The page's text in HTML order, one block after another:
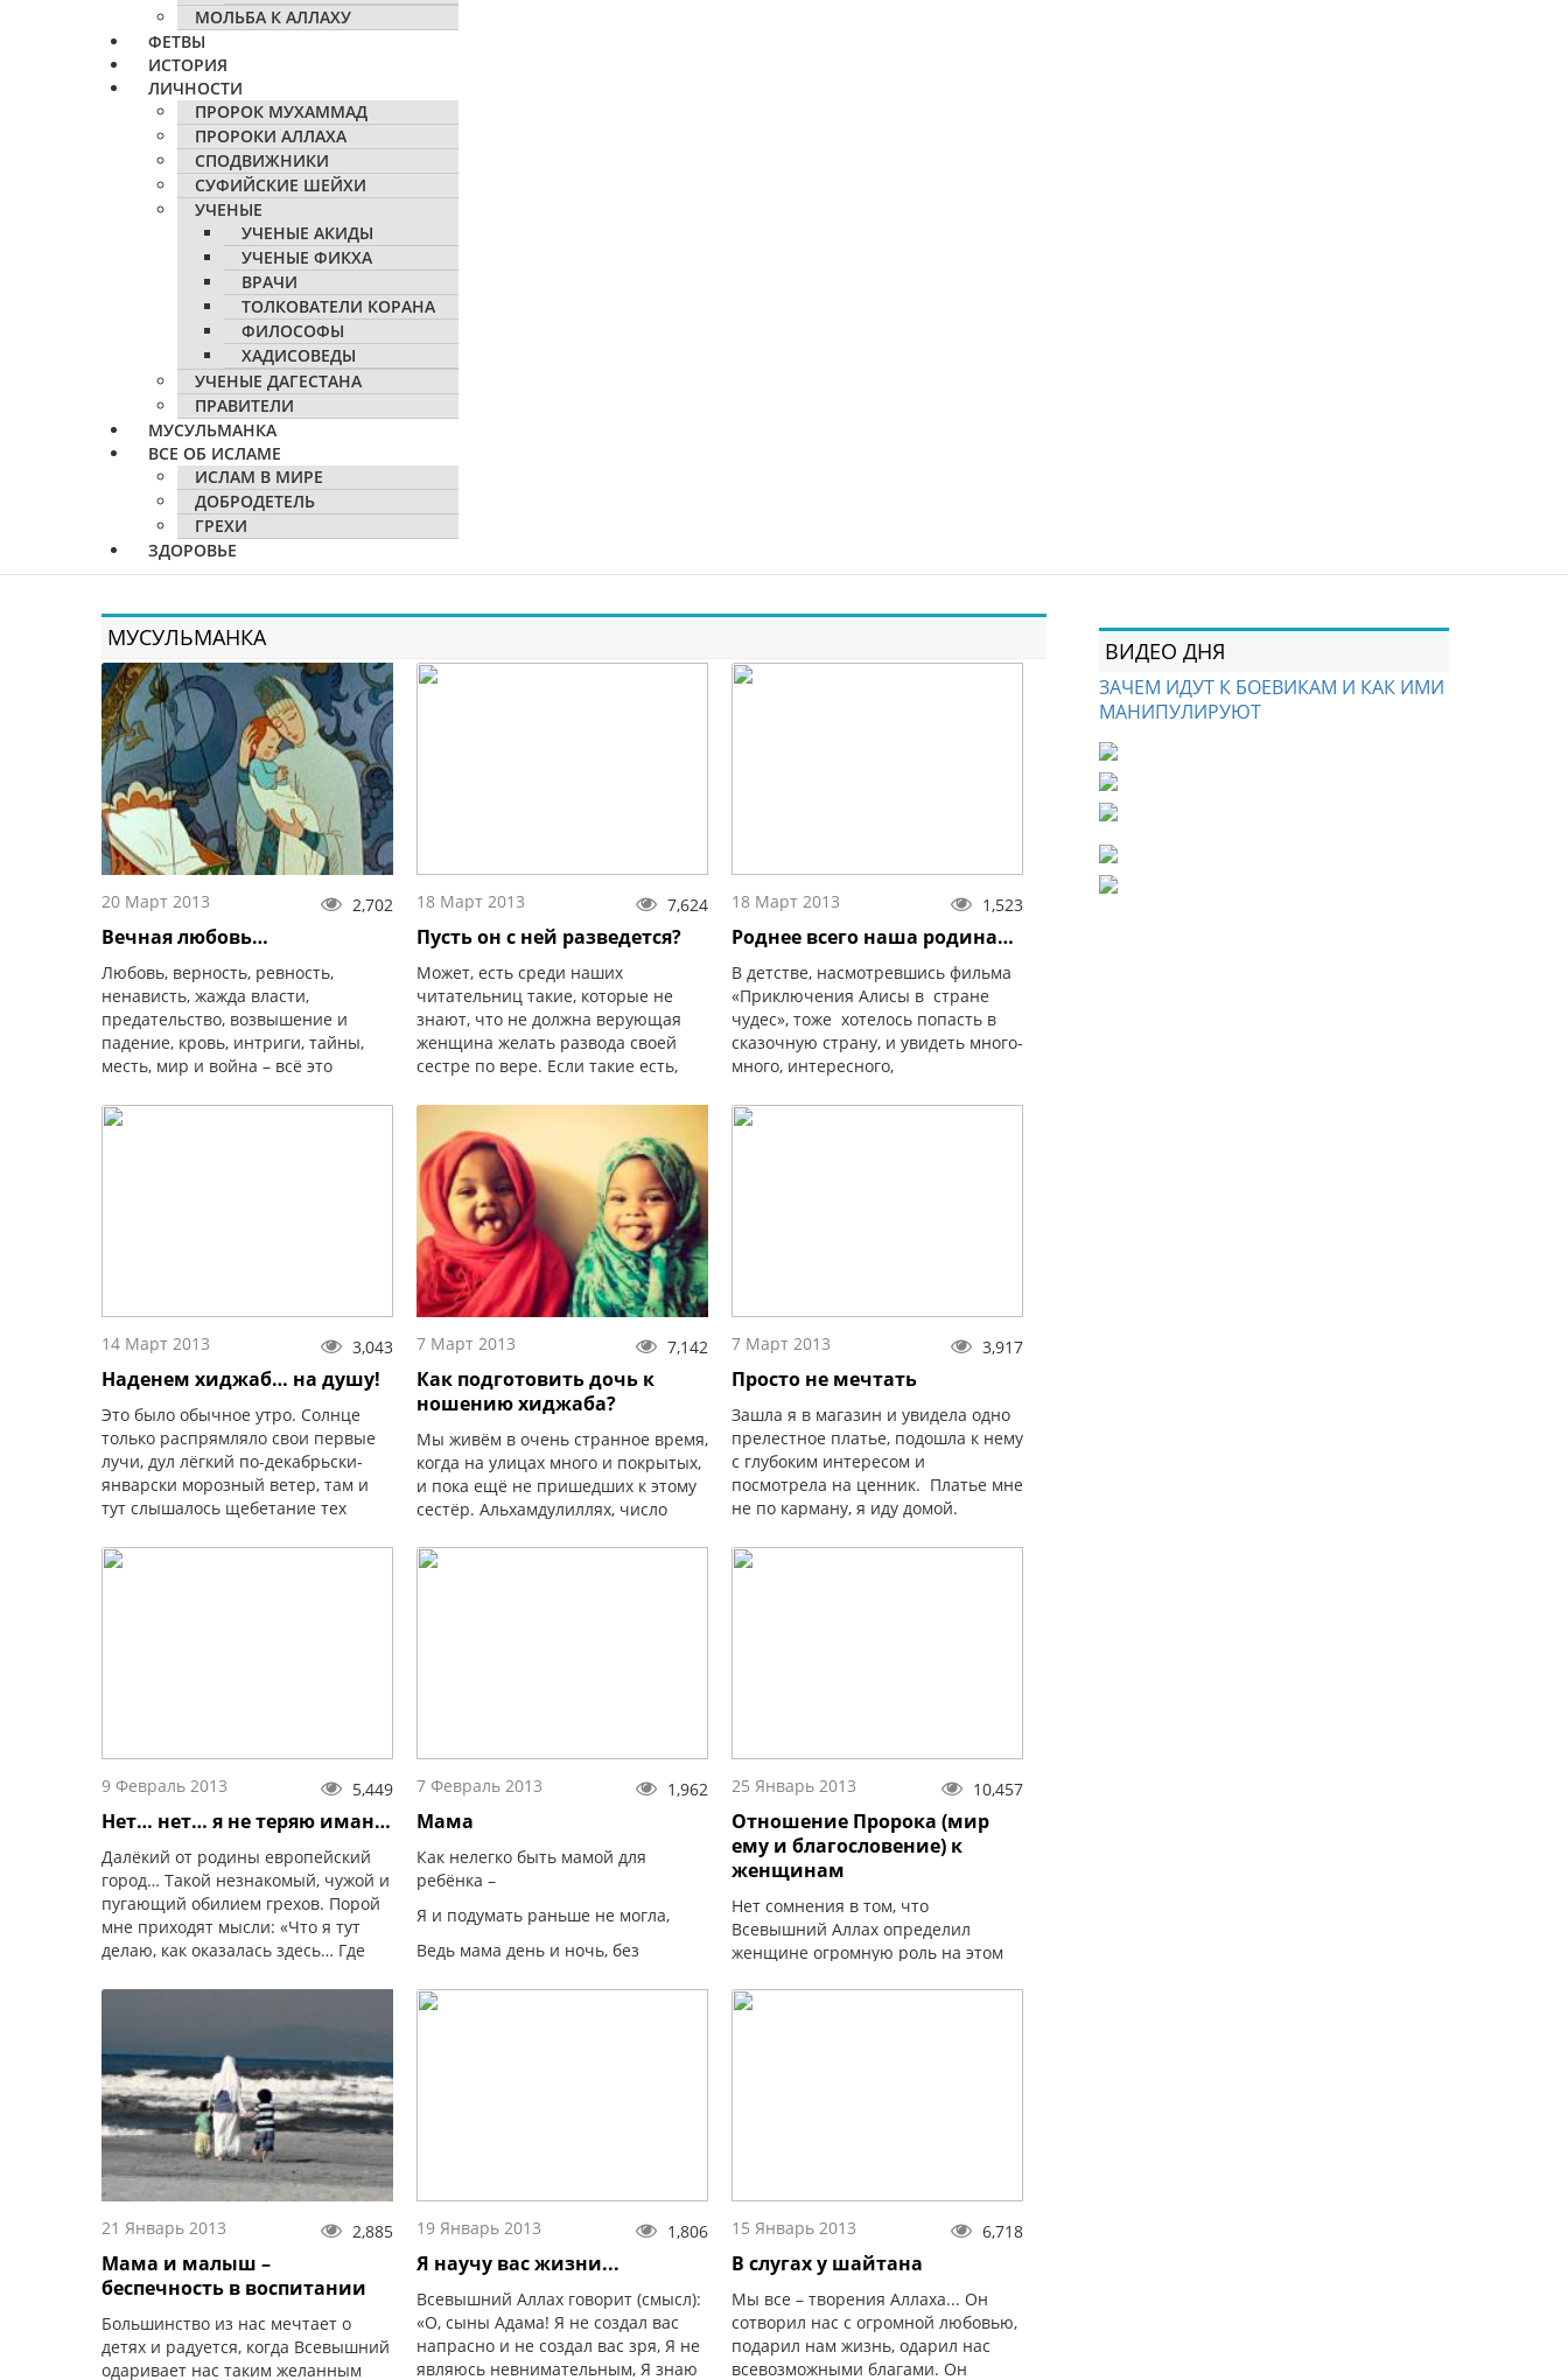
МОЛЬБА К АЛЛАХУ
ФЕТВЫ
ИСТОРИЯ
ЛИЧНОСТИ
ПРОРОК МУХАММАД
ПРОРОКИ АЛЛАХА
СПОДВИЖНИКИ
СУФИЙСКИЕ ШЕЙХИ
УЧЕНЫЕ
УЧЕНЫЕ АКИДЫ
УЧЕНЫЕ ФИКХА
ВРАЧИ
ТОЛКОВАТЕЛИ КОРАНА
ФИЛОСОФЫ
ХАДИСОВЕДЫ
УЧЕНЫЕ ДАГЕСТАНА
ПРАВИТЕЛИ
МУСУЛЬМАНКА
ВСЕ ОБ ИСЛАМЕ
ИСЛАМ В МИРЕ
ДОБРОДЕТЕЛЬ
ГРЕХИ
ЗДОРОВЬЕ
МУСУЛЬМАНКА
20 Март 2013 2,702
Вечная любовь…
Любовь, верность, ревность,
ненависть, жажда власти,
предательство, возвышение и
падение, кровь, интриги, тайны,
месть, мир и война – всё это
бесконечной пустыне мира, полной
18 Март 2013 7,624
Пусть он с ней разведется?
Может, есть среди наших
читательниц такие, которые не
знают, что не должна верующая
женщина желать развода своей
сестре по вере. Если такие есть,
мужчины не должны прикладывать
усилия...
18 Март 2013 1,523
Роднее всего наша родина…
В детстве, насмотревшись фильма
«Приключения Алисы в стране
чудес», тоже хотелось попасть в
сказочную страну, и увидеть много-
много, интересного,
взрослеешь и с досадой
14 Март 2013 3,043
Наденем хиджаб… на душу!
Это было обычное утро. Солнце
только распрямляло свои первые
лучи, дул лёгкий по-декабрьски-
январски морозный ветер, там и
тут слышалось щебетание тех
зимовать на родине. В природе всё
7 Март 2013 7,142
Как подготовить дочь к
ношению хиджаба?
Мы живём в очень странное время,
когда на улицах много и покрытых,
и пока ещё не пришедших к этому
сестёр. Альхамдулиллях, число
растёт. Ясное дело, что если речь
7 Март 2013 3,917
Просто не мечтать
Зашла я в магазин и увидела одно
прелестное платье, подошла к нему
с глубоким интересом и
посмотрела на ценник. Платье мне
не по карману, я иду домой.
ней (молитве) я примеряю это
9 Февраль 2013 5,449
Нет… нет… я не теряю иман…
Далёкий от родины европейский
город… Такой незнакомый, чужой и
пугающий обилием грехов. Порой
мне приходят мысли: «Что я тут
делаю, как оказалась здесь… Где
дорогой Дагестан?
7 Февраль 2013 1,962
Мама
Как нелегко быть мамой для
ребёнка –
Я и подумать раньше не могла,
Ведь мама день и ночь, без
Заботится и бережёт своё дитя.
25 Январь 2013 10,457
Отношение Пророка (мир
ему и благословение) к
женщинам
Нет сомнения в том, что
Всевышний Аллах определил
женщине огромную роль на этом
и благословение) отдал ей должное
21 Январь 2013 2,885
Мама и малыш –
беспечность в воспитании
Большинство из нас мечтает о
детях и радуется, когда Всевышний
одаривает нас таким желанным
19 Январь 2013 1,806
Я научу вас жизни...
Всевышний Аллах говорит (смысл):
«О, сыны Адама! Я не создал вас
напрасно и не создал вас зря, Я не
являюсь невнимательным, Я знаю
15 Январь 2013 6,718
В слугах у шайтана
Мы все – творения Аллаха... Он
сотворил нас с огромной любовью,
подарил нам жизнь, одарил нас
всевозможными благами. Он
ВИДЕО ДНЯ
ЗАЧЕМ ИДУТ К БОЕВИКАМ И КАК ИМИ
МАНИПУЛИРУЮТ